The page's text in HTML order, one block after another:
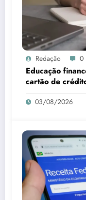
Redação 0
Educação
cartão de
03/08/2026